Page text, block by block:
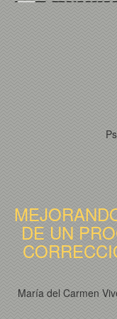
DE UN
María del Carmen